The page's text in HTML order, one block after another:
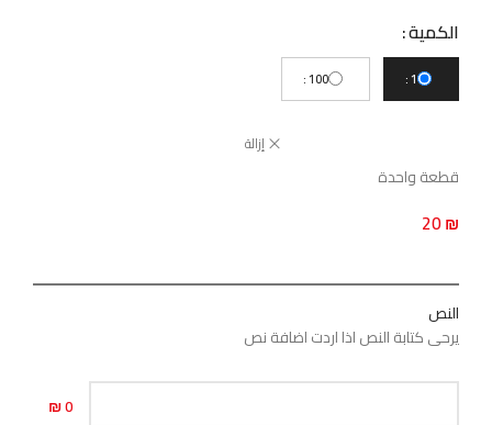
الكمية
1
100
إزالة
قطعة واحدة
20₪
النص
يرحى كتابة النص اذا اردت اضافة نص
0 ₪